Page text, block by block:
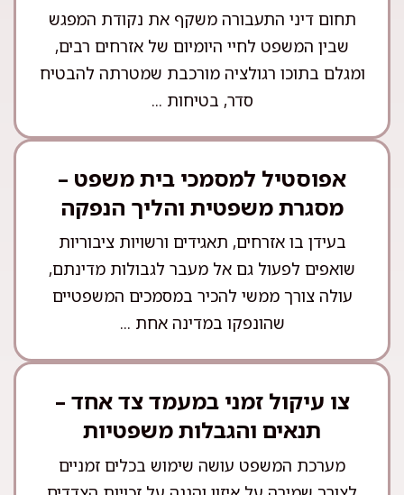
תחום דיני התעבורה משקף את נקודת המפגש
שבין המשפט לחיי היומיום של אזרחים רבים,
ומגלם בתוכו רגולציה מורכבת שמטרתה להבטיח
סדר, בטיחות ...
אפוסטיל למסמכי בית משפט –
מסגרת משפטית והליך הנפקה
בעידן בו אזרחים, תאגידים ורשויות ציבוריות
שואפים לפעול גם אל מעבר לגבולות מדינתם,
עולה צורך ממשי להכיר במסמכים המשפטיים
שהונפקו במדינה אחת ...
צו עיקול זמני במעמד צד אחד –
תנאים והגבלות משפטיות
מערכת המשפט עושה שימוש בכלים זמניים